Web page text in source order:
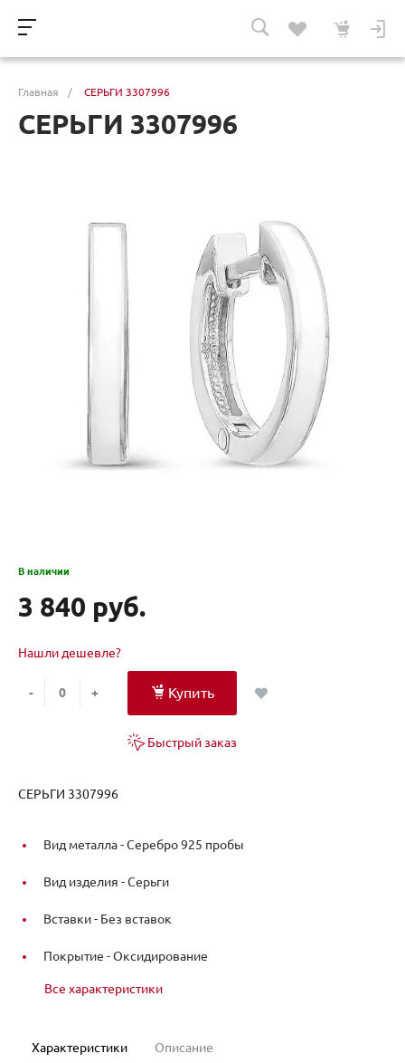
Главная / СЕРЬГИ 3307996
СЕРЬГИ 3307996
В наличии
3 840 руб.
Нашли дешевле?
- + Купить
Быстрый заказ
СЕРЬГИ 3307996
Вид металла -Серебро 925 пробы
Вид изделия -Серьги
Вставки - Без вставок
Покрытие -Оксидирование
Все характеристики
Характеристики Описание